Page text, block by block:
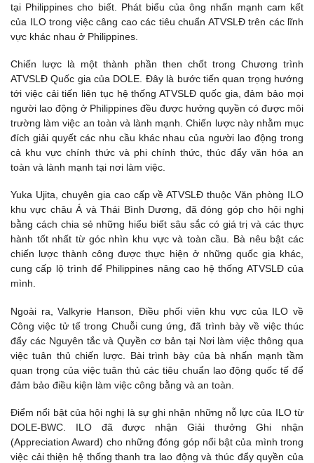
tại Philippines cho biết. Phát biểu của ông nhấn mạnh cam kết
của ILO trong việc câng cao các tiêu chuẩn ATVSLĐ trên các lĩnh
vực khác nhau ở Philippines.
Chiến lược là một thành phần then chốt trong Chương trình
ATVSLĐ Quốc gia của DOLE. Đây là bước tiến quan trọng hướng
tới việc cải tiến liên tục hệ thống ATVSLĐ quốc gia, đảm bảo mọi
người lao động ở Philippines đều được hưởng quyền có được môi
trường làm việc an toàn và lành mạnh. Chiến lược này nhằm mục
đích giải quyết các nhu cầu khác nhau của người lao động trong
cả khu vực chính thức và phi chính thức, thúc đẩy văn hóa an
toàn và lành mạnh tại nơi làm việc.
Yuka Ujita, chuyên gia cao cấp về ATVSLĐ thuộc Văn phòng ILO
khu vực châu Á và Thái Bình Dương, đã đóng góp cho hội nghị
bằng cách chia sẻ những hiểu biết sâu sắc có giá trị và các thực
hành tốt nhất từ góc nhìn khu vực và toàn cầu. Bà nêu bật các
chiến lược thành công được thực hiện ở những quốc gia khác,
cung cấp lộ trình để Philippines nâng cao hệ thống ATVSLĐ của
mình.
Ngoài ra, Valkyrie Hanson, Điều phối viên khu vực của ILO về
Công việc tử tế trong Chuỗi cung ứng, đã trình bày về việc thúc
đẩy các Nguyên tắc và Quyền cơ bản tại Nơi làm việc thông qua
việc tuân thủ chiến lược. Bài trình bày của bà nhấn mạnh tầm
quan trọng của việc tuân thủ các tiêu chuẩn lao động quốc tế để
đảm bảo điều kiện làm việc công bằng và an toàn.
Điểm nổi bật của hội nghị là sự ghi nhận những nỗ lực của ILO từ
DOLE-BWC. ILO đã được nhận Giải thưởng Ghi nhận
(Appreciation Award) cho những đóng góp nổi bật của mình trong
việc cải thiện hệ thống thanh tra lao động và thúc đẩy quyền của